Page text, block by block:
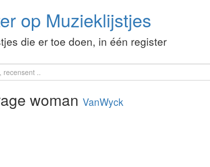
op Muzieklijstjes
die er toe doen, in één register
woman VanWyck